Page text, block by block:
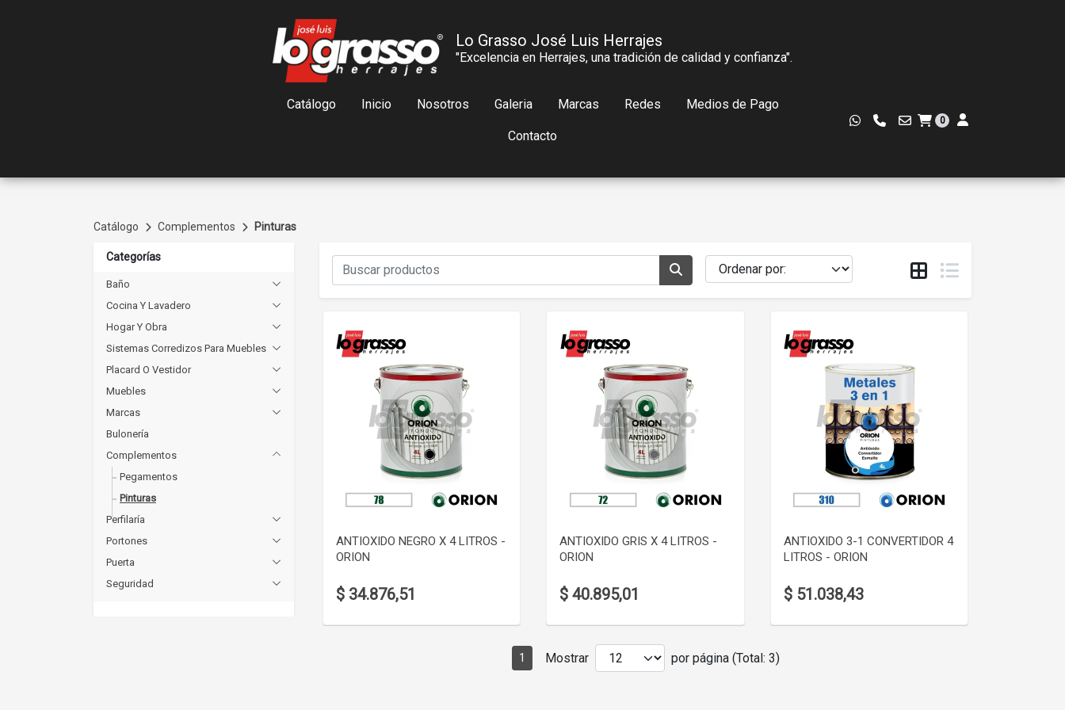
Lo Grasso José Luis Herrajes
"Excelencia en Herrajes, una tradición de calidad y confianza".
Catálogo Inicio Nosotros Galeria Marcas Redes Medios de Pago
Contacto
0
Catálogo Complementos Pinturas
Categorías
Baño
Cocina Y Lavadero
Hogar Y Obra
Sistemas Corredizos Para Muebles
Placard O Vestidor
Muebles
Marcas
Bulonería
Complementos
Pegamentos
Pinturas
Perfilaría
Portones
Puerta
Seguridad
ANTIOXIDO NEGRO X 4 LITROS -
ORION
$ 34.876,51
ANTIOXIDO GRIS X 4 LITROS -
ORION
$ 40.895,01
ANTIOXIDO 3-1 CONVERTIDOR 4
LITROS - ORION
$ 51.038,43
1 Mostrar por página (Total: 3)